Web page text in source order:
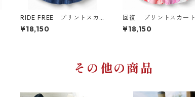
RIDE FREE プリントスカ
ート
¥18,150
回復 プリントスカート
¥18,150
その他の商品